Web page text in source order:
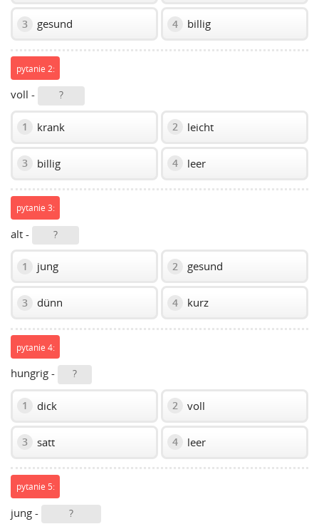
3 gesund 4 billig
pytanie 2:
voll - ?
1 krank 2 leicht
3 billig 4 leer
pytanie 3:
alt - ?
1 jung 2 gesund
3 dünn 4 kurz
pytanie 4:
hungrig - ?
1 dick 2 voll
3 satt 4 leer
pytanie 5:
jung - ?